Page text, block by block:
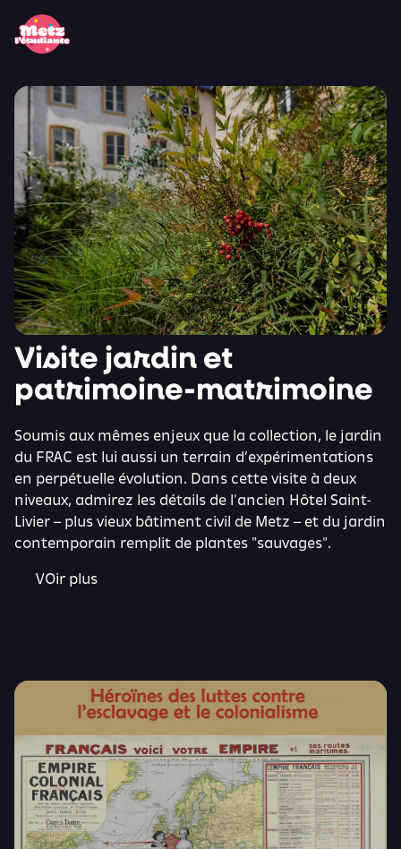
Visite jardin et
patrimoine-matrimoine
Soumis aux mêmes enjeux que la collection, le jardin
du FRAC est lui aussi un terrain d’expérimentations
en perpétuelle évolution. Dans cette visite à deux
niveaux, admirez les détails de l'ancien Hôtel Saint-
Livier – plus vieux bâtiment civil de Metz – et du jardin
contemporain remplit de plantes "sauvages".
VOir plus